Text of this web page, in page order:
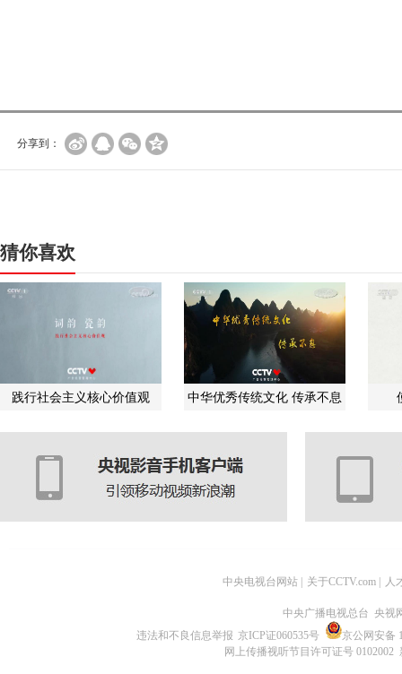
分享到：
猜你喜欢
践行社会主义核心价值观 中华优秀传统文化 传承不息
中央电视台网站 关于CCTV.com 人
中央广播电视总台 央视
违法和不良信息举报 京ICP证060535号
京公网安备
网上传播视听节目许可证号 0102002